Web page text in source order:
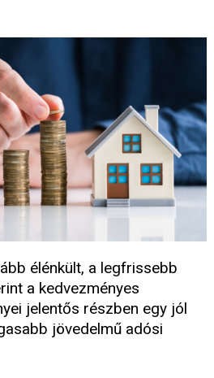
élénkült, a legfrissebb
a kedvezményes
jelentős részben egy jól
jövedelmű adósi